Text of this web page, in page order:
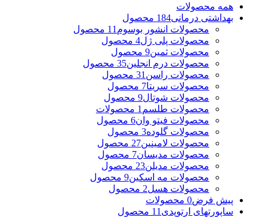
همه محصولات
بهداشتی درمانی184 محصول
محصولات انشور بوسوم 11 محصول
محصولات پلی ژل4 محصول
محصولات ثمین9 محصول
محصولات درم انجلین35 محصول
محصولات راسن 31 محصول
محصولات سریتا7 محصول
محصولات شوتال9 محصول
محصولات طلسم 1 محصولات
محصولات فیتو وان6 محصول
محصولات گلوده3 محصول
محصولات لامینین27 محصول
محصولات مدیسان7 محصول
محصولات مدیلن23 محصول
محصولات مه اسکین9 محصول
محصولات هسل2 محصول
پیش فرض0 محصولات
ساپورتهای ارتوپدی 11 محصول